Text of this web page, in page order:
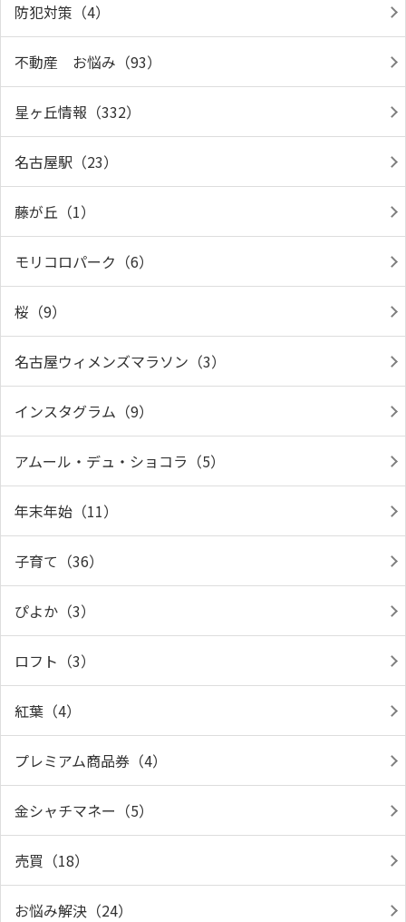
防犯対策（4）
不動産 お悩み（93）
星ヶ丘情報（332）
名古屋駅（23）
藤が丘（1）
モリコロパーク（6）
桜（9）
名古屋ウィメンズマラソン（3）
インスタグラム（9）
アムール・デュ・ショコラ（5）
年末年始（11）
子育て（36）
ぴよか（3）
ロフト（3）
紅葉（4）
プレミアム商品券（4）
金シャチマネー（5）
売買（18）
お悩み解決（24）